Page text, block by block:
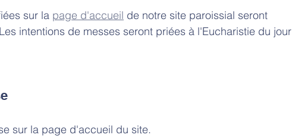
sur la page d'accueil de notre site paroissial seront
intentions de messes seront priées à l'Eucharistie du jour
sur la page d'accueil du site.